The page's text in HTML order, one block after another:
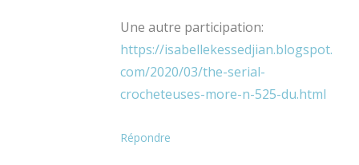
Une autre participation:
https://isabellekessedjian.blogspot.
com/2020/03/the-serial-
crocheteuses-more-n-525-du.html
Répondre